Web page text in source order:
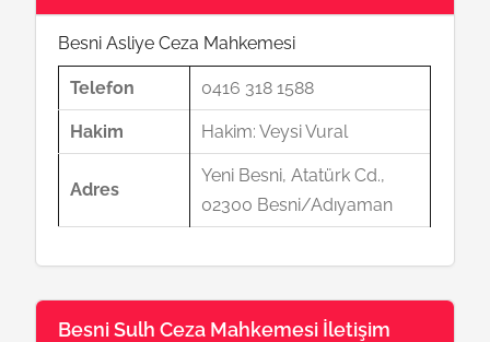
Besni Asliye Ceza Mahkemesi
Telefon 0416 318 1588
Hakim Hakim: Veysi Vural
Adres
Yeni Besni, Atatürk Cd.,
02300 Besni/Adıyaman
Besni Sulh Ceza Mahkemesi İletişim